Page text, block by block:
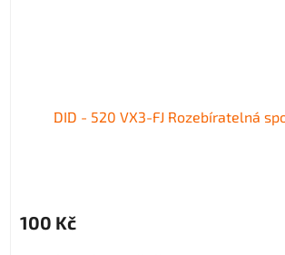
DID - 520 VX3-FJ Rozebíratelná
100 Kč